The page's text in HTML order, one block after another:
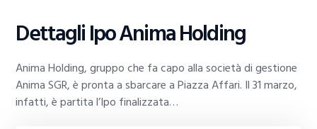
Dettagli Ipo Anima Holding
Anima Holding, gruppo che fa capo alla società di gestione
Anima SGR, è pronta a sbarcare a Piazza Affari. Il 31 marzo,
infatti, è partita l’Ipo finalizzata…